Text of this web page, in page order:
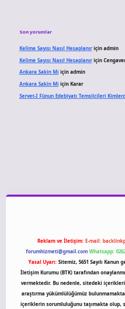
Son yorumlar
Kelime Sayısı Nasıl Hesaplanıriçin admin
Kelime Sayısı Nasıl Hesaplanıriçin
Ankara Sakin Miiçin admin
Ankara Sakin Miiçin Karar
Servet-I Fünun Edebiyatı Temsilcileri
Reklam ve İletişim: E-mail:
forumhizmeti@gmail.com Whatsapp:
Yasal Uyarı: Sitemiz, 5651 Sayılı
İletişim Kurumu (BTK) tarafından
vermektedir. Bu nedenle, sitedeki
araştırma yükümlülüğümüz
içeriklerin sorumluluğunu taşımakta olup,